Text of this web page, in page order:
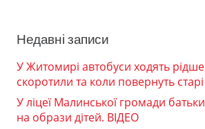
Недавні записи
У Житомирі автобуси ходять
скоротили та коли повернуть
У ліцеї Малинської громади
на образи дітей. ВІДЕО